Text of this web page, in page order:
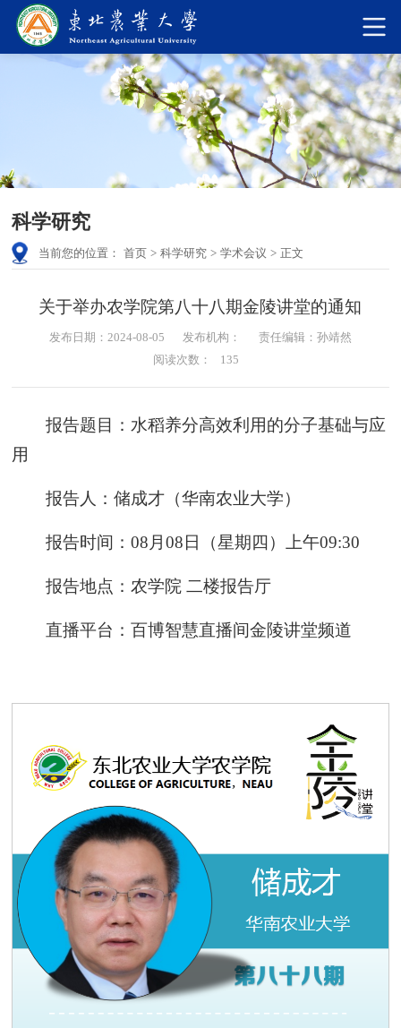
科学研究
当前您的位置： 首页 > 科学研究 > 学术会议 > 正文
关于举办农学院第八十八期金陵讲堂的通知
发布日期：2024-08-05 发布机构：
责任编辑：孙靖然
阅读次数：
135
报告题目：水稻养分高效利用的分子基础与应
用
报告人：储成才（华南农业大学）
报告时间：08月08日（星期四）上午09:30
报告地点：农学院 二楼报告厅
直播平台：百博智慧直播间金陵讲堂频道